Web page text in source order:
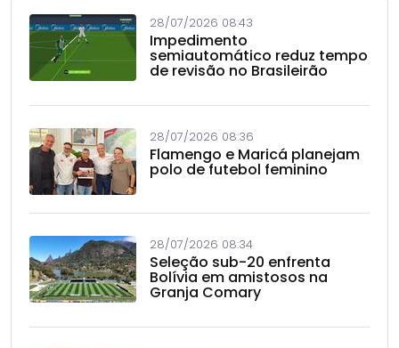
28/07/2026 08:43
Impedimento
semiautomático reduz tempo
de revisão no Brasileirão
28/07/2026 08:36
Flamengo e Maricá planejam
polo de futebol feminino
28/07/2026 08:34
Seleção sub-20 enfrenta
Bolívia em amistosos na
Granja Comary